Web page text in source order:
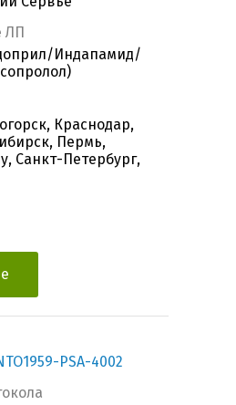
ЛП
Индапамид/
Краснодар,
Пермь,
Санкт-Петербург,
PSA-4002